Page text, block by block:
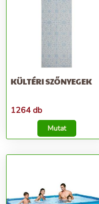
KÜLTÉRI SZŐNYEGEK
1264 db
Mutat